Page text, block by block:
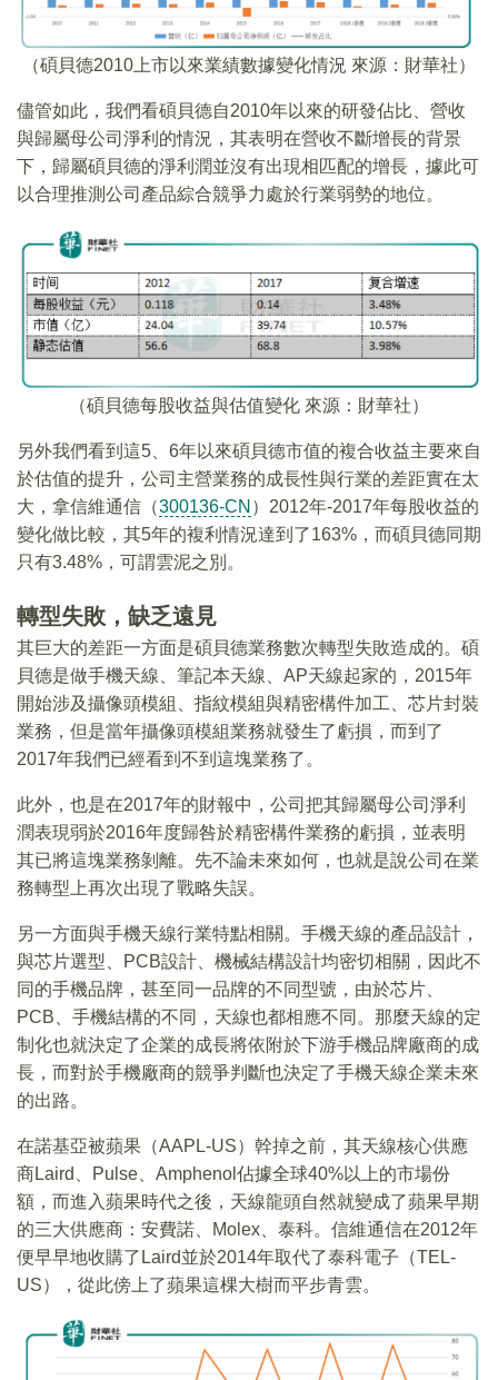
（碩貝德2010上市以來業績數據變化情況 來源：財華社）
儘管如此，我們看碩貝德自2010年以來的研發佔比、營收
與歸屬母公司淨利的情況，其表明在營收不斷增長的背景
下，歸屬碩貝德的淨利潤並沒有出現相匹配的增長，據此可
以合理推測公司產品綜合競爭力處於行業弱勢的地位。
（碩貝德每股收益與估值變化 來源：財華社）
另外我們看到這5、6年以來碩貝德市值的複合收益主要來自
於估值的提升，公司主營業務的成長性與行業的差距實在太
大，拿信維通信（300136-CN ）2012年-2017年每股收益的
變化做比較，其5年的複利情況達到了163%，而碩貝德同期
只有3.48%，可謂雲泥之別。
轉型失敗，缺乏遠見
其巨大的差距一方面是碩貝德業務數次轉型失敗造成的。碩
貝德是做手機天線、筆記本天線、AP天線起家的，2015年
開始涉及攝像頭模組、指紋模組與精密構件加工、芯片封裝
業務，但是當年攝像頭模組業務就發生了虧損，而到了
2017年我們已經看到不到這塊業務了。
此外，也是在2017年的財報中，公司把其歸屬母公司淨利
潤表現弱於2016年度歸咎於精密構件業務的虧損，並表明
其已將這塊業務剝離。先不論未來如何，也就是說公司在業
務轉型上再次出現了戰略失誤。
另一方面與手機天線行業特點相關。手機天線的產品設計，
與芯片選型、PCB設計、機械結構設計均密切相關，因此不
同的手機品牌，甚至同一品牌的不同型號，由於芯片、
PCB、手機結構的不同，天線也都相應不同。那麼天線的定
制化也就決定了企業的成長將依附於下游手機品牌廠商的成
長，而對於手機廠商的競爭判斷也決定了手機天線企業未來
的出路。
在諾基亞被蘋果（AAPL-US）幹掉之前，其天線核心供應
商Laird、Pulse、Amphenol佔據全球40%以上的市場份
額，而進入蘋果時代之後，天線龍頭自然就變成了蘋果早期
的三大供應商：安費諾、Molex、泰科。信維通信在2012年
便早早地收購了Laird並於2014年取代了泰科電子（TEL-
US），從此傍上了蘋果這棵大樹而平步青雲。